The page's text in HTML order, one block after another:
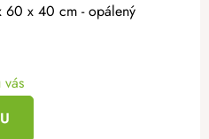
60 x 40 cm - opálený